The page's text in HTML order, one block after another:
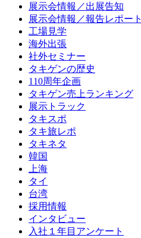
展示会情報／出展告知
展示会情報／報告レポート
工場見学
海外出張
社外セミナー
タキゲンの歴史
110周年企画
タキゲン売上ランキング
展示トラック
タキスポ
タキ旅レポ
タキネタ
韓国
上海
タイ
台湾
採用情報
インタビュー
入社１年目アンケート